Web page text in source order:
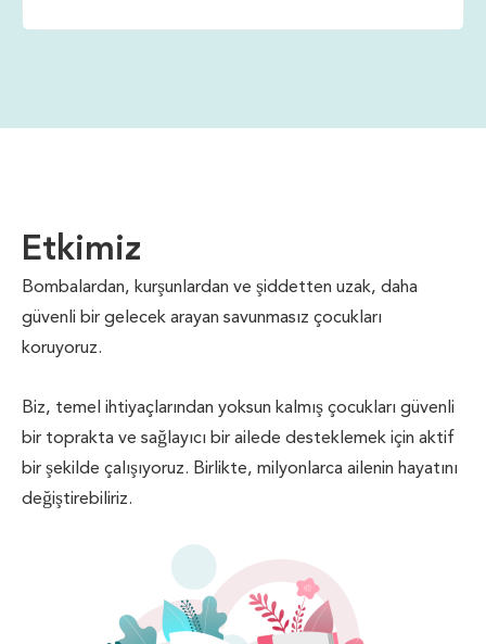
Etkimiz
Bombalardan, kurşunlardan ve şiddetten uzak, daha
güvenli bir gelecek arayan savunmasız çocukları
koruyoruz.
Biz, temel ihtiyaçlarından yoksun kalmış çocukları güvenli
bir toprakta ve sağlayıcı bir ailede desteklemek için aktif
bir şekilde çalışıyoruz. Birlikte, milyonlarca ailenin hayatını
değiştirebiliriz.